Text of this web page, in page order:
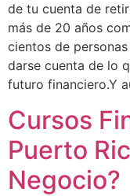
de tu cuenta de
más de 20 años
cientos de
darse cuenta de lo
futuro financiero.Y
Cursos
Puerto
Negocio?